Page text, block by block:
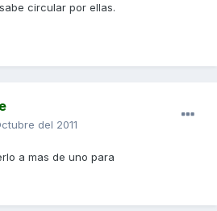
circular por ellas.
del 2011
a mas de uno para